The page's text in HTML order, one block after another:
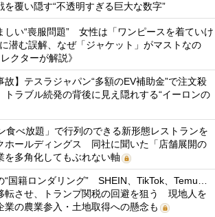
覆い隠す“不透明すぎる巨大な数字”
しい“喪服問題” 女性は「ワンピースを着ていけ
潜む誤解、なぜ「ジャケット」がマストなの
クターが解説》
故】テスラジャパン“多額のEV補助金”で注文殺
ラブル続発の背後に見え隠れする“イーロンの
食べ放題」で行列のできる新形態レストランを
ホールディングス 同社に聞いた「店舗展開の
を多角化してもぶれない軸
“国籍ロンダリング” SHEIN、TikTok、Temu…
転させ、トランプ関税の回避を狙う 現地人を
業の農業参入・土地取得への懸念も